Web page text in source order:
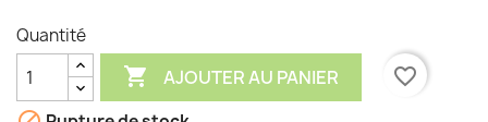
Quantité
 AJOUTER AU PANIER
favorite_border